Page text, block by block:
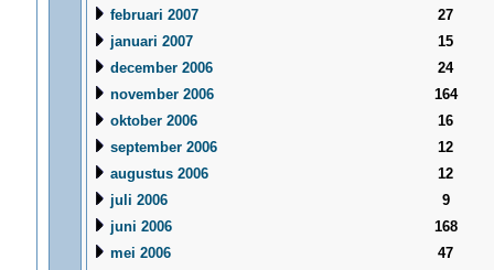
februari 2007
27
januari 2007
15
december 2006
24
november 2006
164
oktober 2006
16
september 2006
12
augustus 2006
12
juli 2006
9
juni 2006
168
mei 2006
47